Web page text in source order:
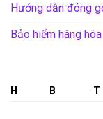
Hướng dẫn đóng
Bảo hiểm hàng
H B T